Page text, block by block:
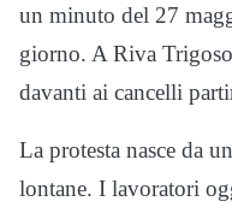
un minuto del 27
giorno. A Riva
davanti ai cancelli
La protesta nasce da
lontane. I lavoratori